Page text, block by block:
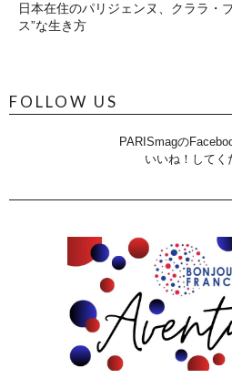
日本在住のパリジェンヌ、クララ・
ス”な生き方
FOLLOW US
PARISmagの
いいね！してく